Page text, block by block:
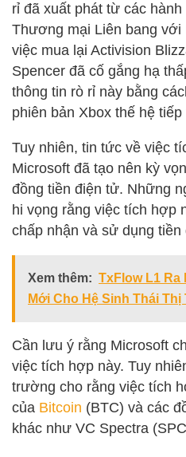
rỉ đã xuất phát từ các
Thương mại Liên bang với
việc mua lại Activision
Spencer đã cố gắng hạ
thông tin rò rỉ này bằng
phiên bản Xbox thế hệ
Tuy nhiên, tin tức về việc
Microsoft đã tạo nên kỳ
đồng tiền điện tử. Những
hi vọng rằng việc tích hợp
chấp nhận và sử dụng tiền
Xem thêm: TxFlow L1 Ra
Mới Cho Hệ Sinh Thái
Cần lưu ý rằng Microsoft
việc tích hợp này. Tuy
trường cho rằng việc tích
của Bitcoin (BTC) và các
khác như VC Spectra